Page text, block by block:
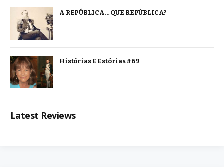
A REPÚBLICA… QUE REPÚBLICA?
Histórias E Estórias #69
Latest Reviews